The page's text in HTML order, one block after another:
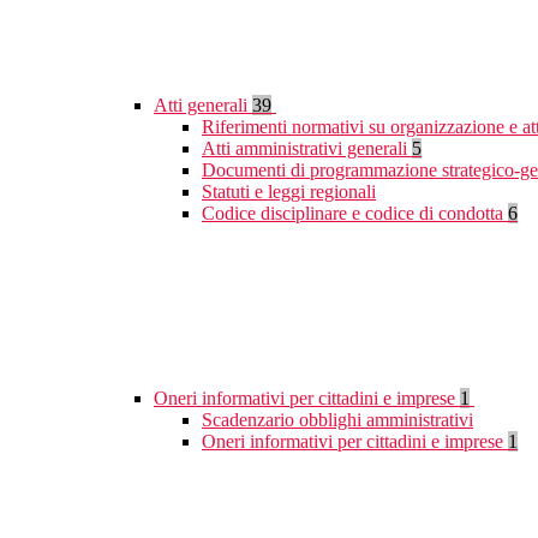
Atti generali 39
Riferimenti normativi su organizzazione e
Atti amministrativi generali 5
Documenti di programmazione strategico-
Statuti e leggi regionali
Codice disciplinare e codice di condotta 6
Oneri informativi per cittadini e imprese 1
Scadenzario obblighi amministrativi
Oneri informativi per cittadini e imprese 1